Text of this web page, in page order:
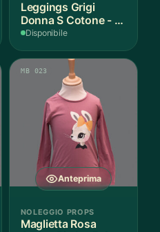
Leggings Grigi
Donna S Cotone - 1
Paio
Disponibile
Anteprima
MB 023
NOLEGGIO PROPS
Maglietta Rosa